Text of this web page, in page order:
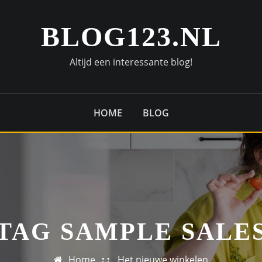
BLOG123.NL
Altijd een interessante blog!
HOME BLOG
SAMPLE